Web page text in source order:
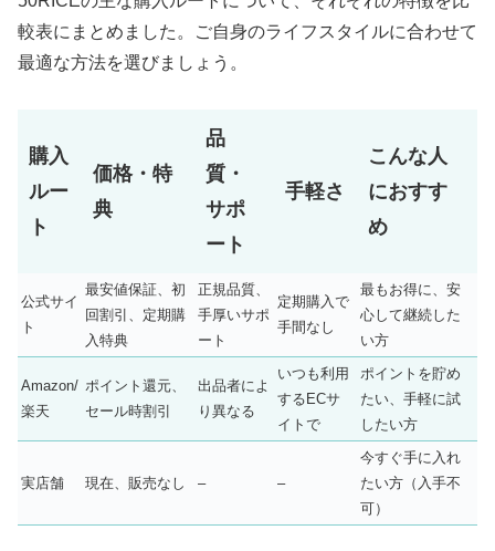
較表にまとめました。ご自身のライフスタイルに合わせて
最適な方法を選びましょう。
購入
ルー
ト
価格・特
典
品
質・
サポ
ート
手軽さ
こんな人
におすす
め
公式サイ
ト
最安値保証、初
回割引、定期購
入特典
正規品質、
手厚いサポ
ート
定期購入で
手間なし
最もお得に、安
心して継続した
い方
Amazon/
楽天
ポイント還元、
セール時割引
出品者によ
り異なる
いつも利用
するECサ
イトで
ポイントを貯め
たい、手軽に試
したい方
実店舗 現在、販売なし – –
今すぐ手に入れ
たい方（入手不
可）